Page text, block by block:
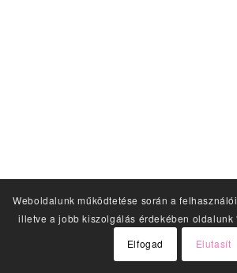
Weboldalunk működtetése során a
illetve a jobb kiszolgálás érdekében oldalunk
Elfogad
Elutasít